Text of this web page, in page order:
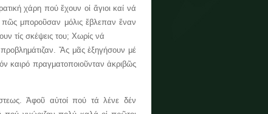
χάρη πού ἔχουν οἱ ἅγιοι καί νά
πῶς μποροῦσαν μόλις ἔβλεπαν ἕναν
τίς σκέψεις του; Χωρίς νά
Ἄς μᾶς ἐξηγήσουν μέ
καιρό πραγματοποιοῦνταν ἀκριβῶς
Ἀφοῦ αὐτοί πού τά λένε δέν